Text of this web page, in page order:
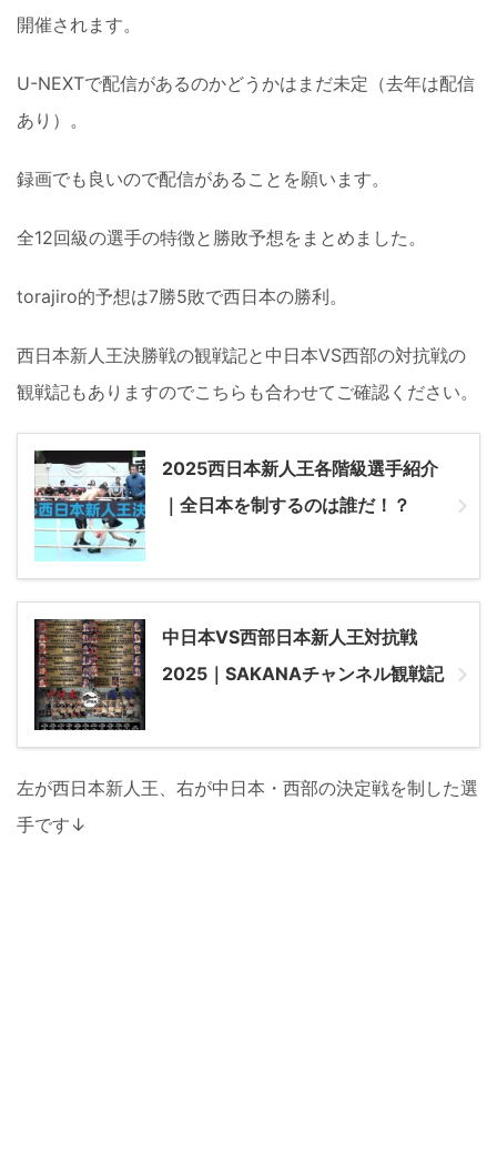
開催されます。
U-NEXTで配信があるのかどうかはまだ未定（去年は配信
あり）。
録画でも良いので配信があることを願います。
全12回級の選手の特徴と勝敗予想をまとめました。
torajiro的予想は7勝5敗で西日本の勝利。
西日本新人王決勝戦の観戦記と中日本VS西部の対抗戦の
観戦記もありますのでこちらも合わせてご確認ください。
2025西日本新人王各階級選手紹介
｜全日本を制するのは誰だ！？
中日本VS西部日本新人王対抗戦
2025｜SAKANAチャンネル観戦記
左が西日本新人王、右が中日本・西部の決定戦を制した選
手です↓